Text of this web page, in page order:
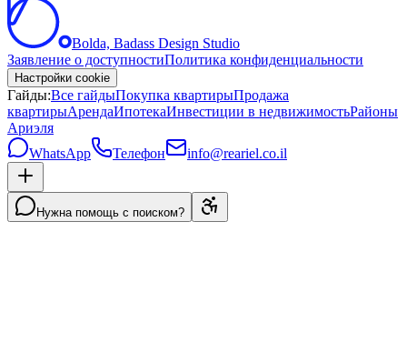
Bolda, Badass Design Studio
Заявление о доступностиПолитика конфиденциальности
Настройки cookie
Гайды:Все гайдыПокупка квартирыПродажа
квартирыАрендаИпотекаИнвестиции в недвижимостьРайоны
Ариэля
WhatsApp
Телефон info@reariel.co.il
Нужна помощь с поиском?